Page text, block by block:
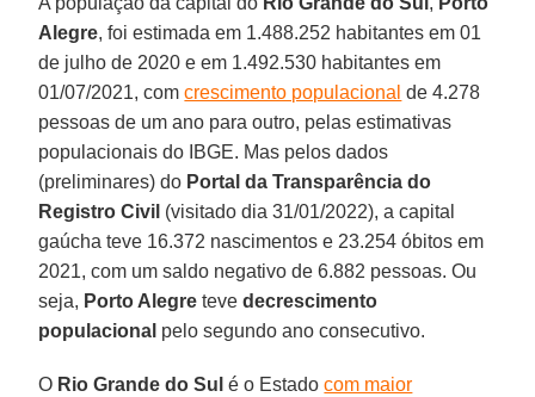
Alegre, foi estimada em 1.488.252 habitantes em 01
de julho de 2020 e em 1.492.530 habitantes em
01/07/2021, comcrescimento populacional de 4.278
pessoas de um ano para outro, pelas estimativas
populacionais do IBGE. Mas pelos dados
(preliminares) do Portal da Transparência do
Registro Civil (visitado dia 31/01/2022), a capital
gaúcha teve 16.372 nascimentos e 23.254 óbitos em
2021, com um saldo negativo de 6.882 pessoas. Ou
seja, Porto Alegre tevedecrescimento
populacional pelo segundo ano consecutivo.
O Rio Grande do Sul é o Estadocom maior